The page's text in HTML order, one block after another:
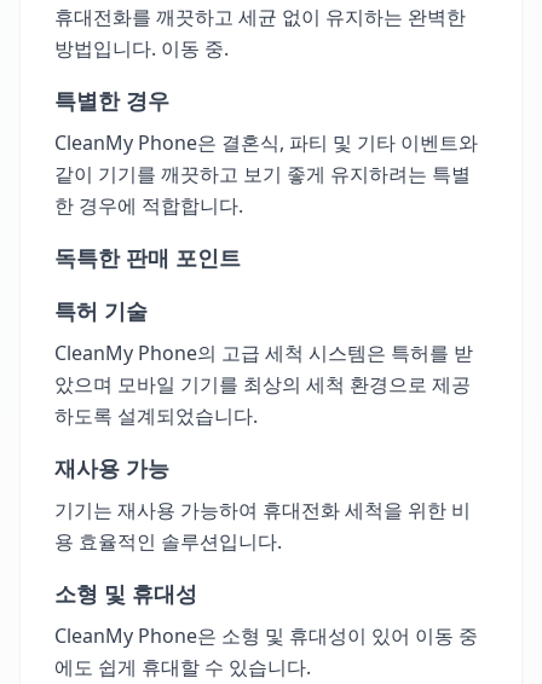
휴대전화를 깨끗하고 세균 없이 유지하는 완벽한
방법입니다. 이동 중.
특별한 경우
CleanMy Phone은 결혼식, 파티 및 기타 이벤트와
같이 기기를 깨끗하고 보기 좋게 유지하려는 특별
한 경우에 적합합니다.
독특한 판매 포인트
특허 기술
CleanMy Phone의 고급 세척 시스템은 특허를 받
았으며 모바일 기기를 최상의 세척 환경으로 제공
하도록 설계되었습니다.
재사용 가능
기기는 재사용 가능하여 휴대전화 세척을 위한 비
용 효율적인 솔루션입니다.
소형 및 휴대성
CleanMy Phone은 소형 및 휴대성이 있어 이동 중
에도 쉽게 휴대할 수 있습니다.